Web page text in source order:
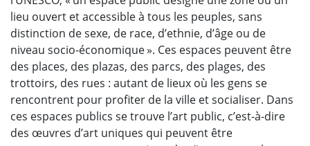
lieu ouvert et accessible à tous les peuples, sans
distinction de sexe, de race, d’ethnie, d’âge ou de
niveau socio-économique ». Ces espaces peuvent être
des places, des plazas, des parcs, des plages, des
trottoirs, des rues : autant de lieux où les gens se
rencontrent pour profiter de la ville et socialiser. Dans
ces espaces publics se trouve l’art public, c’est-à-dire
des œuvres d’art uniques qui peuvent être